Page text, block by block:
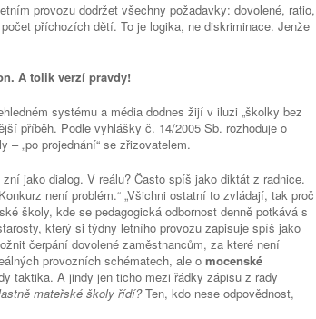
provozu dodržet všechny požadavky: dovolené, ratio,
příchozích dětí. To je logika, ne diskriminace. Jenže
A tolik verzí pravdy!
systému a média dodnes žijí v iluzi „školky bez
příběh. Podle vyhlášky č. 14/2005 Sb. rozhoduje o
– „po projednání“ se zřizovatelem.
zní jako dialog. V reálu? Často spíš jako diktát z radnice.
není problém.“ „Všichni ostatní to zvládají, tak proč
školy, kde se pedagogická odbornost denně potkává s
který si týdny letního provozu zapisuje spíš jako
čerpání dovolené zaměstnancům, za které není
provozních schématech, ale o mocenské
taktika. A jindy jen ticho mezi řádky zápisu z rady
mateřské školy řídí?Ten, kdo nese odpovědnost,